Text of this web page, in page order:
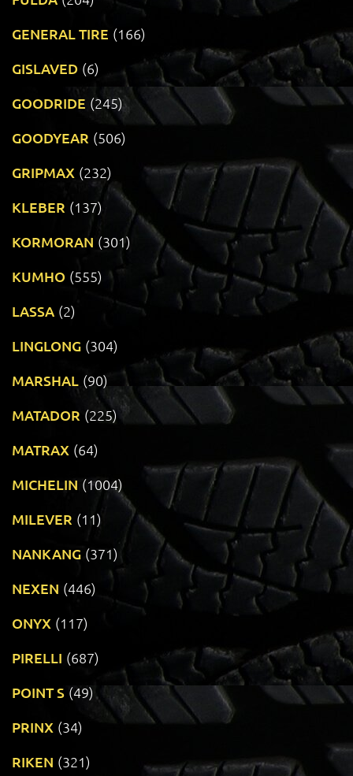
GENERAL TIRE (166)
GISLAVED (6)
GOODRIDE (245)
GOODYEAR (506)
GRIPMAX (232)
KLEBER (137)
KORMORAN (301)
KUMHO (555)
LASSA (2)
LINGLONG (304)
MARSHAL (90)
MATADOR (225)
MATRAX (64)
MICHELIN (1004)
MILEVER (11)
NANKANG (371)
NEXEN (446)
ONYX (117)
PIRELLI (687)
POINT S (49)
PRINX (34)
RIKEN (321)